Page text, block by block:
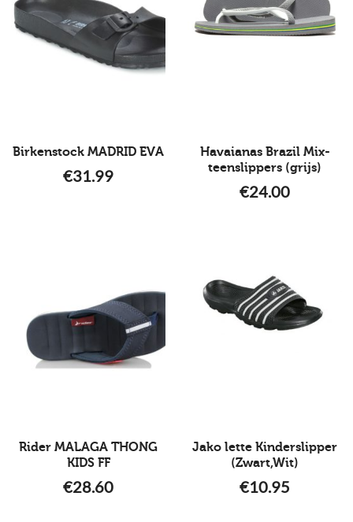
Birkenstock MADRID EVA
€31.99
Havaianas Brazil Mix-
teenslippers (grijs)
€24.00
Rider MALAGA THONG
KIDS FF
€28.60
Jako lette Kinderslipper
(Zwart,Wit)
€10.95